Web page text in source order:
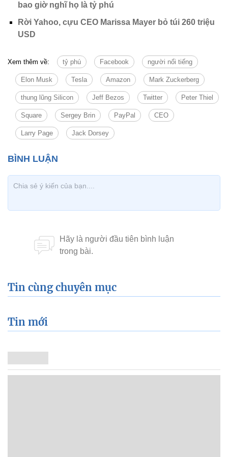
bao giờ nghĩ họ là tỷ phú
Rời Yahoo, cựu CEO Marissa Mayer bỏ túi 260 triệu
USD
Xem thêm về: tỷ phú Facebook người nổi tiếng
Elon Musk Tesla Amazon Mark Zuckerberg
thung lũng Silicon Jeff Bezos Twitter Peter Thiel
Square Sergey Brin PayPal CEO
Larry Page Jack Dorsey
Tin cùng chuyên mục
Tin mới